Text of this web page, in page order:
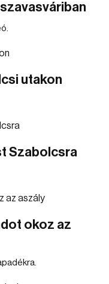
utakon
Szabolcsra
okoz az